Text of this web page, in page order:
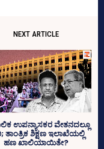
NEXT ARTICLE
ಉಪನ್ಯಾಸಕರ ವೇತನದಲ್ಲೂ
ತಾಂತ್ರಿಕ ಶಿಕ್ಷಣ ಇಲಾಖೆಯಲ್ಲಿ
ಹಣ ಖಾಲಿಯಾಯಿತೇ?